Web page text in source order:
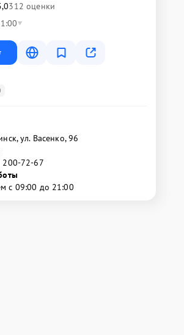
312 оценки
ул. Васенко, 96
200-72-67
с 09:00 до 21:00